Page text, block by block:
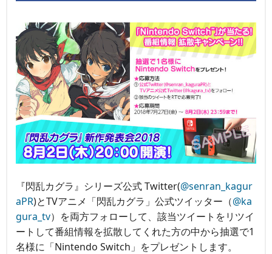
『閃乱カグラ』シリーズ公式 Twitter(@senran_kagur
aPR)とTVアニメ「閃乱カグラ」公式ツイッター（@ka
gura_tv）を両方フォローして、該当ツイートをリツイ
ートして番組情報を拡散してくれた方の中から抽選で1
名様に「Nintendo Switch」をプレゼントします。